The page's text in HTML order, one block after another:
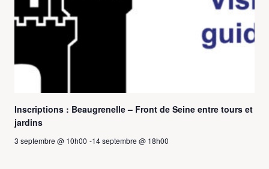
Inscriptions : Beaugrenelle – Front de Seine entre tours et
jardins
3 septembre @ 10h00 -14 septembre @ 18h00